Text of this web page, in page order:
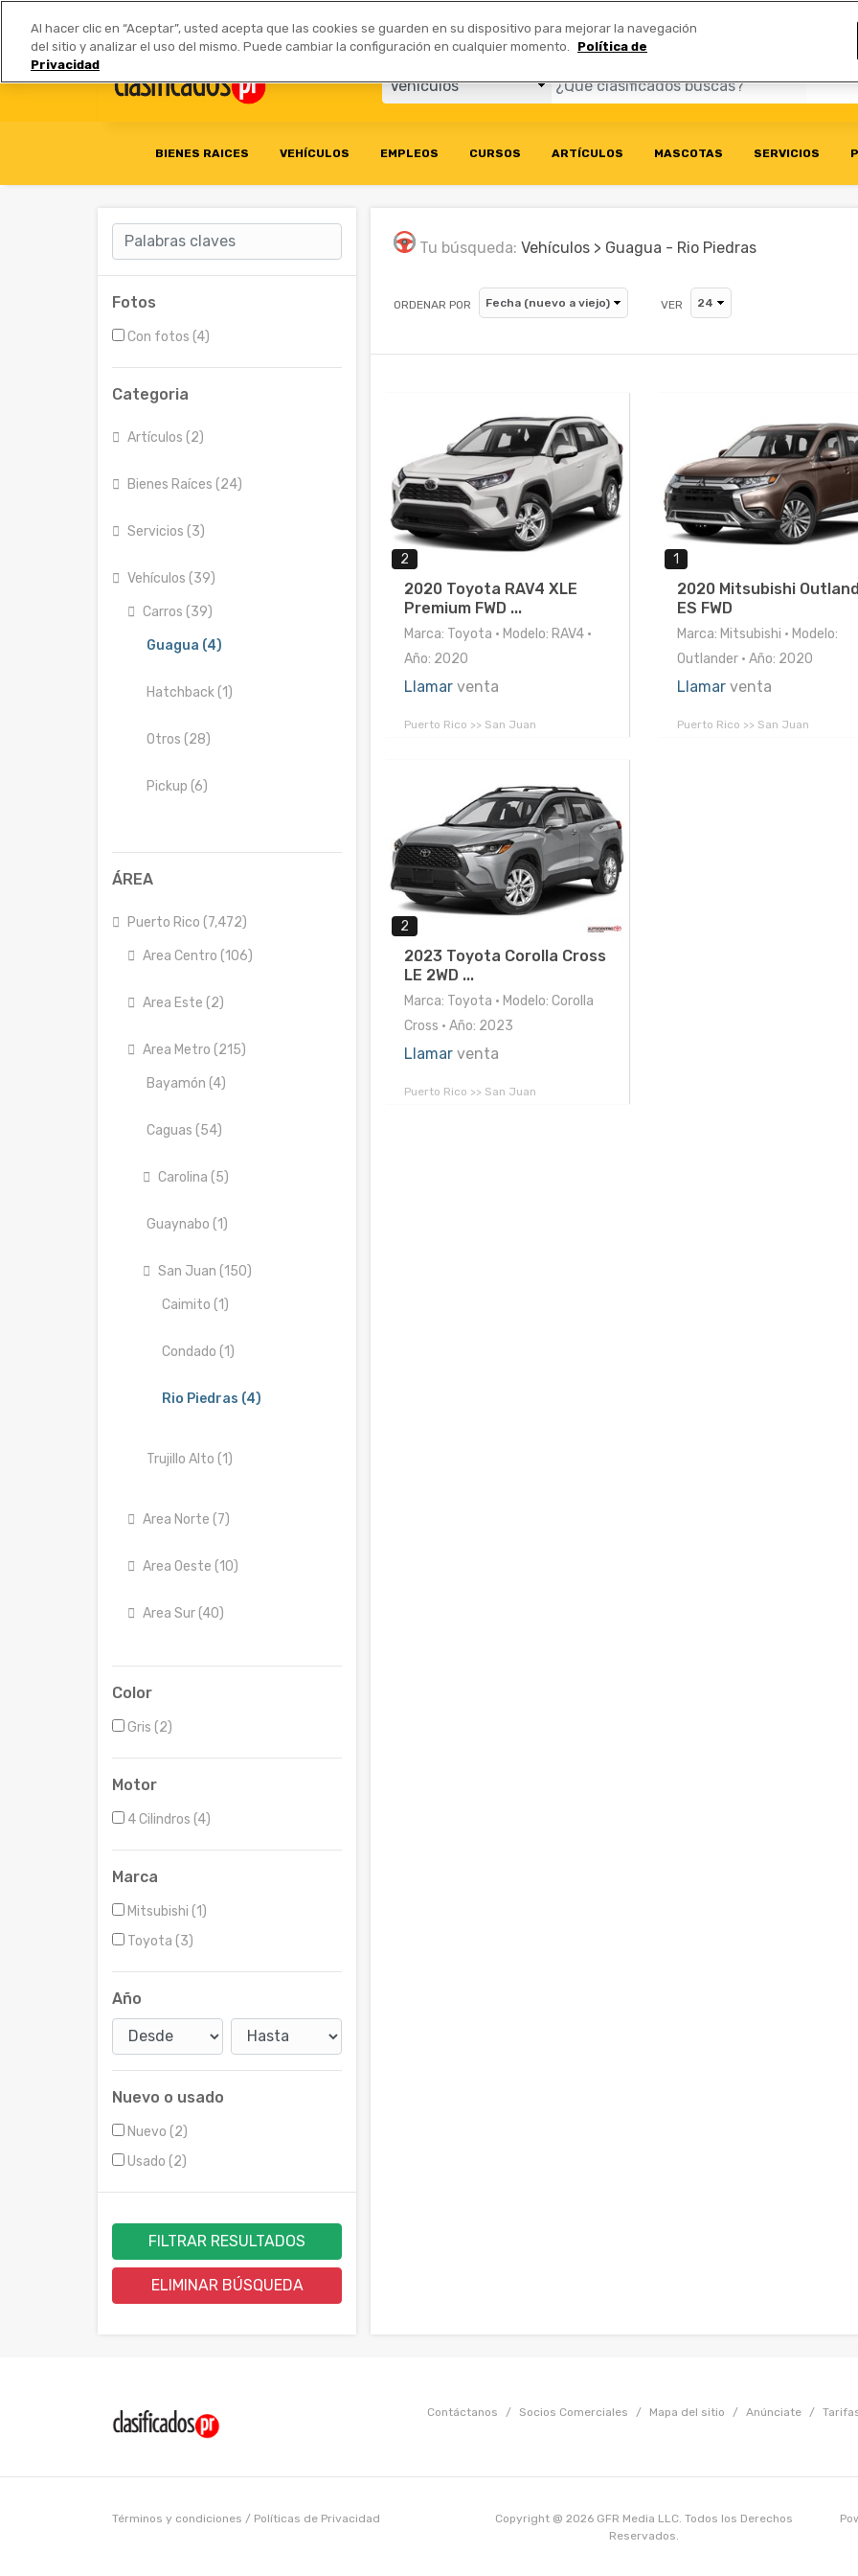
Anúnciate | Tarifas Socios Comerciales
BIENES RAICES VEHÍCULOS EMPLEOS CURSOS ARTÍCULOS MASCOTAS SERVICIOS
Fotos
Con fotos (4)
Categoria
Artículos (2)
Bienes Raíces (24)
Servicios (3)
Vehículos (39)
Carros (39)
Guagua (4)
Hatchback (1)
Otros (28)
Pickup (6)
ÁREA
Puerto Rico (7,472)
Area Centro (106)
Area Este (2)
Area Metro (215)
Bayamón (4)
Caguas (54)
Carolina (5)
Guaynabo (1)
San Juan (150)
Caimito (1)
Condado (1)
Rio Piedras (4)
Trujillo Alto (1)
Area Norte (7)
Area Oeste (10)
Area Sur (40)
Color
Gris (2)
Motor
4 Cilindros (4)
Marca
Mitsubishi (1)
Toyota (3)
Año
Nuevo o usado
Nuevo (2)
Usado (2)
FILTRAR RESULTADOS
ELIMINAR BÚSQUEDA
Tu búsqueda: Vehículos > Guagua - Rio Piedras
ORDENAR POR VER
2
2020 Toyota RAV4 XLE
Premium FWD ...
Marca: Toyota • Modelo: RAV4 •
Año: 2020
Llamar venta
Puerto Rico >> San Juan
1
2020 Mitsubishi
ES FWD
Marca: Mitsubishi • Modelo:
Outlander • Año: 2020
Llamar venta
Puerto Rico >> San Juan
2
2023 Toyota Corolla Cross
LE 2WD ...
Marca: Toyota • Modelo: Corolla
Cross • Año: 2023
Llamar venta
Puerto Rico >> San Juan
Contáctanos / Socios Comerciales / Mapa del sitio / Anúnciate /
Términos y condiciones / Políticas de Privacidad
Copyright @ 2026 GFR Media LLC. Todos los Derechos
Reservados.
Al hacer clic en “Aceptar”, usted acepta que las cookies se guarden en su dispositivo para mejorar la navegación
del sitio y analizar el uso del mismo. Puede cambiar la configuración en cualquier momento.
Política de
Privacidad